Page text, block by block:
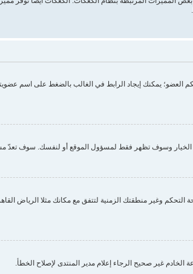
العضو؛ يمكنك إيجاد الرابط في الغالب بالضغط على اسم
الخيار وسوف تظهر فقط لمسؤول الموقع أو لنفسك. سوف تعدّ
وغير منطقتك الزمنية لتتفق مع مكانك مثلا الرياض
غير صحيح الرجاء إعلام مدير المنتدى لإصلاح الخطأ.